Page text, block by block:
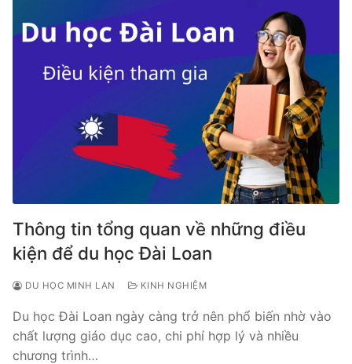
Thông tin tổng quan về những điều
kiện để du học Đài Loan
DU HỌC MINH LAN KINH NGHIỆM
Du học Đài Loan ngày càng trở nên phổ biến nhờ vào
chất lượng giáo dục cao, chi phí hợp lý và nhiều
chương trình…